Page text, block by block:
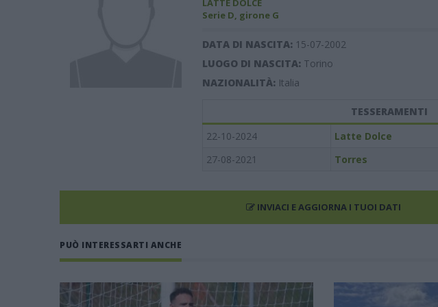
LATTE DOLCE
Serie D, girone G
DATA DI NASCITA: 15-07-2002
LUOGO DI NASCITA: Torino
NAZIONALITÀ: Italia
TESSERAMENTI
22-10-2024
Latte Dolce
27-08-2021
Torres
INVIACI E AGGIORNA I TUOI DATI
PUÒ INTERESSARTI ANCHE